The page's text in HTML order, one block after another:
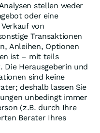
stellen weder
oder eine
von
Transaktionen
Anleihen, Optionen
ist – mit teils
Die Herausgeberin und
sind keine
deshalb lassen Sie
unbedingt immer
(z.B. durch Ihre
Berater Ihres